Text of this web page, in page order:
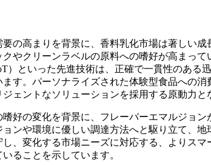
の高まりを背景に、香料乳化市場は著しい成
やクリーンラベルの原料への嗜好が高まって
といった先進技術は、正確で一貫性のある
す。パーソナライズされた体験型食品への消
ェントなソリューションを採用する原動力と
好の変化を背景に、フレーバーエマルジョン
ンや環境に優しい調達方法へと駆り立て、地
、変化する市場ニーズに対応する、よりスマ
ることを示しています。